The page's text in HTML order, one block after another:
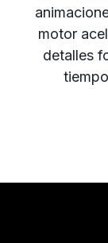
motor
detalles